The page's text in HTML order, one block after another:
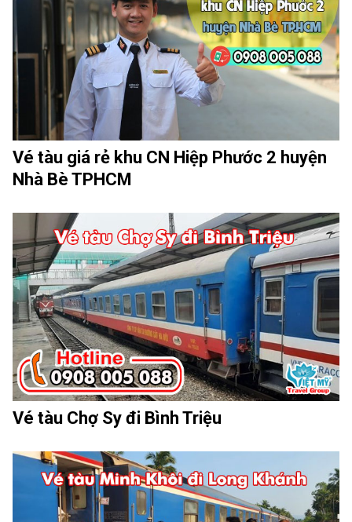
Vé tàu giá rẻ khu CN Hiệp Phước 2 huyện
Nhà Bè TPHCM
Vé tàu Chợ Sy đi Bình Triệu